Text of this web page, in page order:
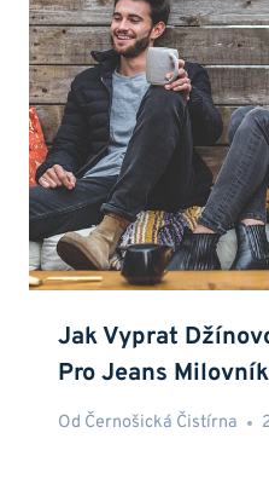
Jak Vyprat
Pro Jeans
Od Černošická Čistírna